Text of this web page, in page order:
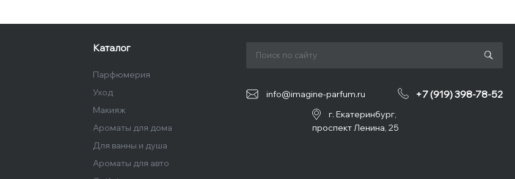
Каталог
Парфюмерия
Уход
Макияж
Ароматы для дома
Для ванны и душа
Ароматы для авто
info@imagine-parfum.ru +7 (919) 398-78-52
г. Екатеринбург,
проспект Ленина, 25